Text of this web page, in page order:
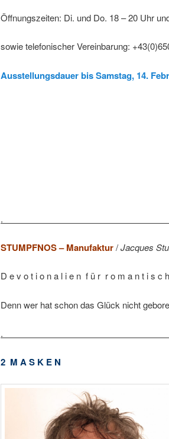
Öffnungszeiten: Di. und Do. 18 – 20 Uhr
sowie telefonischer Vereinbarung:
Ausstellungsdauer bis Samstag, 14.
.
STUMPFNOS – Manufaktur/Jacques
D e v o t i o n a l i e n f ü r r o m a n t i s c
Denn wer hat schon das Glück nicht
.
2 M A S K E N